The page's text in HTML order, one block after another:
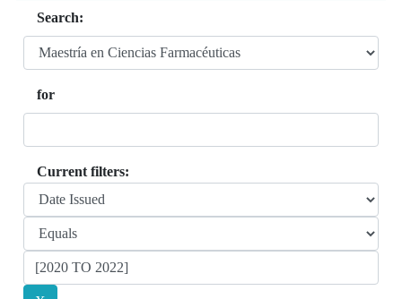
Search:
for
Current filters: